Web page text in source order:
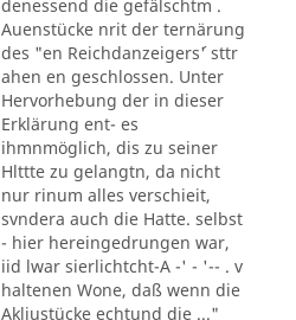
denessend die gefälschtm .
Auenstücke nrit der ternärung
des "en Reichdanzeigers´' sttr
ahen en geschlossen. Unter
Hervorhebung der in dieser
Erklärung ent- es
ihmnmöglich, dis zu seiner
Hlttte zu gelangtn, da nicht
nur rinum alles verschieit,
svndera auch die Hatte. selbst
- hier hereingedrungen war,
iid lwar sierlichtcht-A -' - '-- . v
haltenen Wone, daß wenn die
Akliustücke echtund die ..."